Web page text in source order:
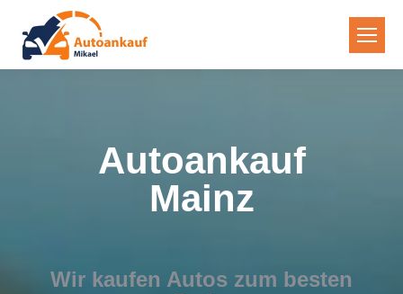
Autoankauf
Mainz
Wir kaufen Autos zum besten